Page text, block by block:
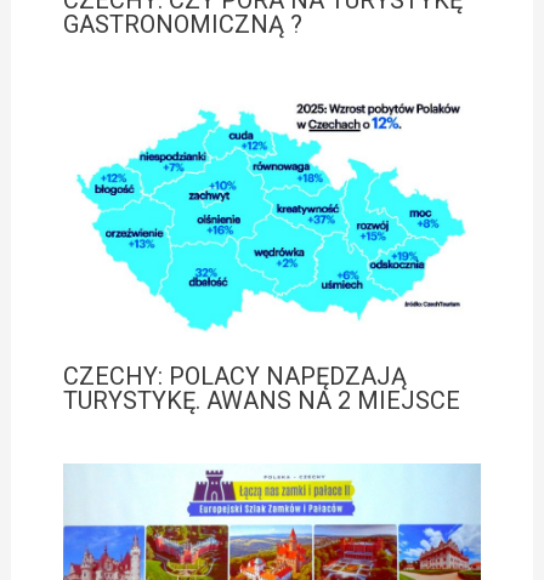
GASTRONOMICZNĄ ?
CZECHY: POLACY NAPĘDZAJĄ
TURYSTYKĘ. AWANS NA 2 MIEJSCE